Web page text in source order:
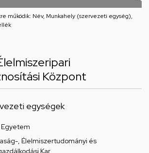
működik: Név, Munkahely (szervezeti egység),
Központ
egységek
, Élelmiszertudományi és
Kar